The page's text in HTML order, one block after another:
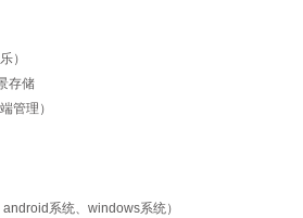
）
存储
管理）
系统、windows系统）